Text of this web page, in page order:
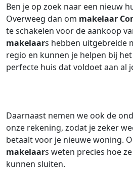
Ben je op zoek naar een nieuw
Overweeg dan om makelaar
te schakelen voor de aankoop
makelaars hebben uitgebreide
regio en kunnen je helpen bij
perfecte huis dat voldoet aan al
Daarnaast nemen we ook de
onze rekening, zodat je zeker
betaalt voor je nieuwe woning.
makelaars weten precies hoe
kunnen sluiten.